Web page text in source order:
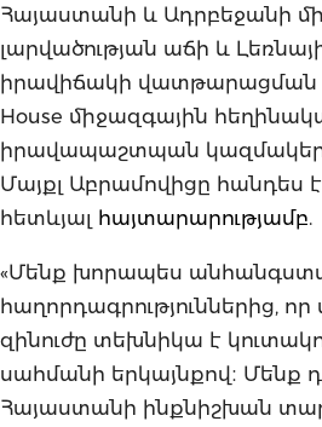
Հայաստանի և Ադրբեջանի
լարվածության աճի և
իրավիճակի վատթարացման
House միջազգային
իրավապաշտպան
Մայքլ Աբրամովիցը հանդես է
հետևյալ հայտարարությամբ.
«Մենք խորապես
հաղորդագրություններից,
զինուժը տեխնիկա է
սահմանի երկայնքով։
Հայաստանի ինքնիշխան